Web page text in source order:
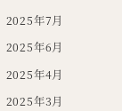
2025年7月
2025年6月
2025年4月
2025年3月